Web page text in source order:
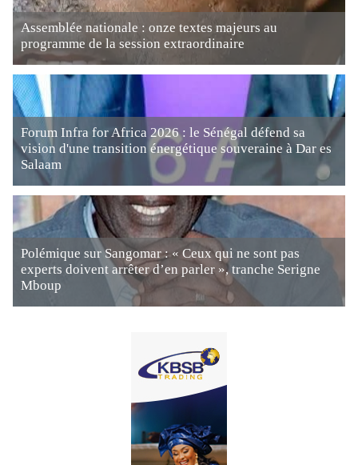
Assemblée nationale : onze textes majeurs au
programme de la session extraordinaire
Forum Infra for Africa 2026 : le Sénégal défend sa
vision d'une transition énergétique souveraine à Dar es
Salaam
Polémique sur Sangomar : « Ceux qui ne sont pas
experts doivent arrêter d’en parler », tranche Serigne
Mboup